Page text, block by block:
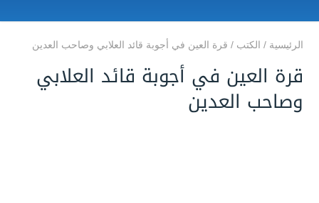
الرئيسية / الكتب / قرة العين في أجوبة قائد العلابي وصاحب العدين
قرة العين في أجوبة قائد العلابي
وصاحب العدين